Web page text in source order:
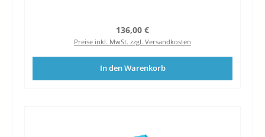
Regulärer Preis:
136,00 €
Preise inkl. MwSt. zzgl. Versandkosten
In den Warenkorb